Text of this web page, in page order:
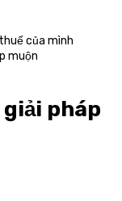
của mình
muộn
pháp